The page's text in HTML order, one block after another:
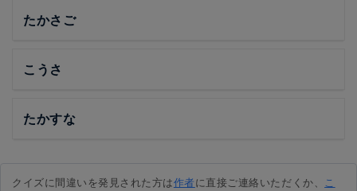
たかさご
こうさ
たかすな
クイズに間違いを発見された方は作者に直接ご連絡いただくか、 こ